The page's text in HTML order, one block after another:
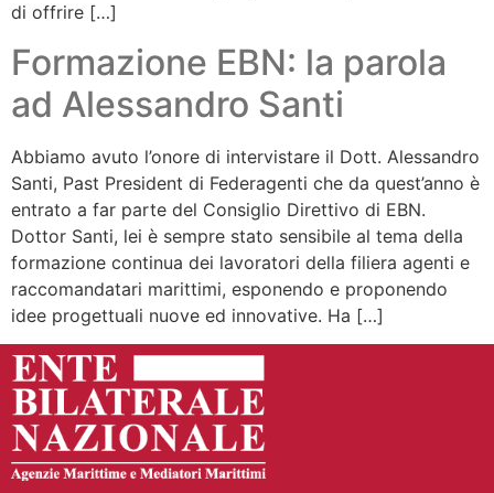
di offrire […]
Formazione EBN: la parola
ad Alessandro Santi
Abbiamo avuto l’onore di intervistare il Dott. Alessandro
Santi, Past President di Federagenti che da quest’anno è
entrato a far parte del Consiglio Direttivo di EBN.
Dottor Santi, lei è sempre stato sensibile al tema della
formazione continua dei lavoratori della filiera agenti e
raccomandatari marittimi, esponendo e proponendo
idee progettuali nuove ed innovative. Ha […]